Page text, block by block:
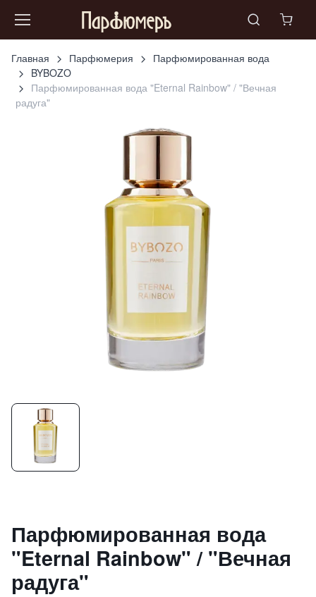
Главная Парфюмерия
Парфюмированная вода
BYBOZO
Парфюмированная вода "Eternal Rainbow" / "Вечная
радуга"
Парфюмированная вода
"Eternal Rainbow" / "Вечная
радуга"